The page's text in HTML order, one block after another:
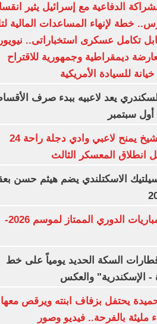
الدفاعية مع إسرائيل يثير
خطة لإنهاء المساعدات المالية
تكامل عسكرى استخباراتى..
ديمقراطية وجمهورية للاقتراح
خيانة للسيادة الأمريكية
السكندري يعد لاعبيه ببدء صرف
أول سبتمبر
محمد الشيخ يمنح لاعبي وادي دجلة راحة 24
انطلاق المعسكر الثالث
الاسكتلندي يضم هيثم حسن
مواعيد مباريات الدوري الممتاز لموسم 2026-
السكة الحديد يومياً على خط
- الإسكندرية" والعكس
يحتفل بزفاف ابنته ويرقص معها
مليئة بالفرحة.. فيديو وصور